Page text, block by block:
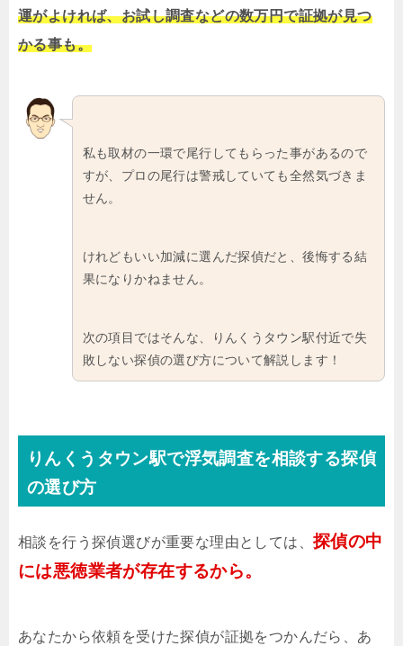
運がよければ、お試し調査などの数万円で証拠が見つ
かる事も。
私も取材の一環で尾行してもらった事があるので
すが、プロの尾行は警戒していても全然気づきま
せん。
けれどもいい加減に選んだ探偵だと、後悔する結
果になりかねません。
次の項目ではそんな、りんくうタウン駅付近で失
敗しない探偵の選び方について解説します！
りんくうタウン駅で浮気調査を相談する探偵
の選び方
相談を行う探偵選びが重要な理由としては、 探偵の中
には悪徳業者が存在するから。
あなたから依頼を受けた探偵が証拠をつかんだら、あ